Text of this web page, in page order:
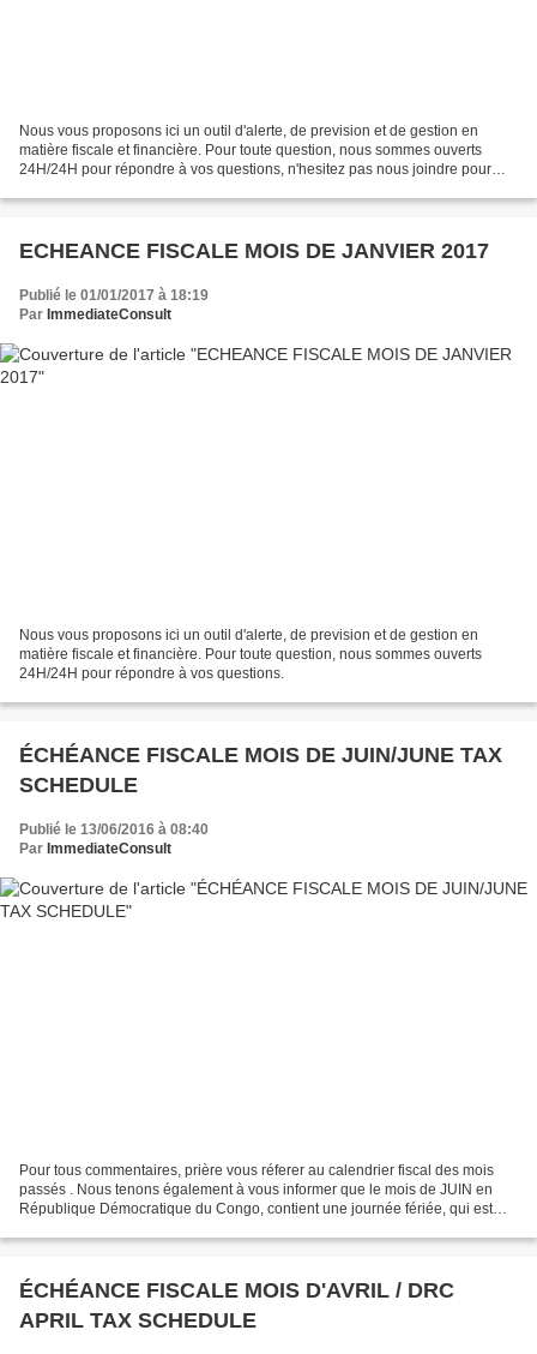
Nous vous proposons ici un outil d'alerte, de prevision et de gestion en
matière fiscale et financière. Pour toute question, nous sommes ouverts
24H/24H pour répondre à vos questions, n'hesitez pas nous joindre pour
ECHEANCE FISCALE MOIS DE JANVIER 2017
Publié le 01/01/2017 à 18:19
Par ImmediateConsult
Nous vous proposons ici un outil d'alerte, de prevision et de gestion en
matière fiscale et financière. Pour toute question, nous sommes ouverts
24H/24H pour répondre à vos questions.
ÉCHÉANCE FISCALE MOIS DE JUIN/JUNE TAX
SCHEDULE
Publié le 13/06/2016 à 08:40
Par ImmediateConsult
Pour tous commentaires, prière vous réferer au calendrier fiscal des mois
passés . Nous tenons également à vous informer que le mois de JUIN en
République Démocratique du Congo, contient une journée fériée, qui est
ÉCHÉANCE FISCALE MOIS D'AVRIL / DRC
APRIL TAX SCHEDULE